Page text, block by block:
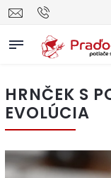
HRNČEK S
EVOLÚCIA